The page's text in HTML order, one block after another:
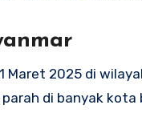
Maret 2025 di
di banyak